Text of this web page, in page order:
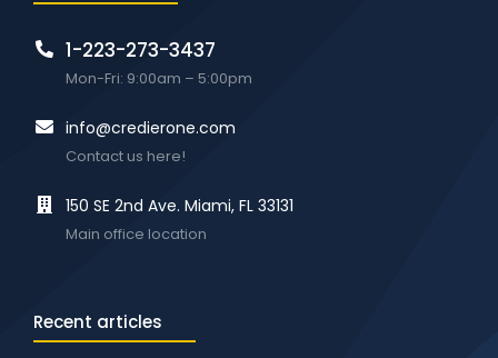
1-223-273-3437
Mon-Fri: 9:00am – 5:00pm
info@credierone.com
Contact us here!
150 SE 2nd Ave. Miami, FL 33131
Main office location
Recent articles